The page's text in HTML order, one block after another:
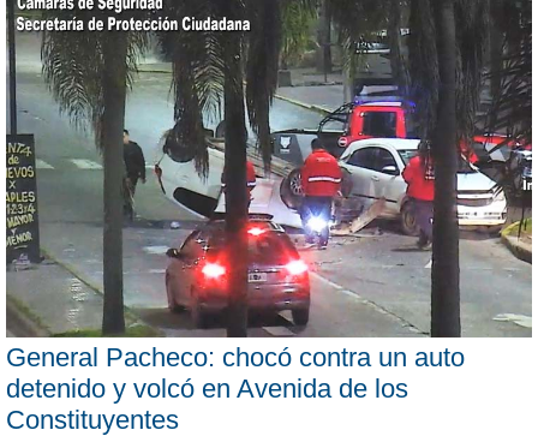
General Pacheco: chocó contra un auto
detenido y volcó en Avenida de los
Constituyentes